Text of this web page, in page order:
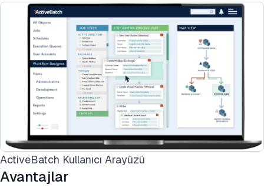
ActiveBatch Kullanıcı Arayüzü
Avantajlar